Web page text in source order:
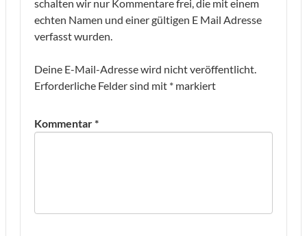
schalten wir nur Kommentare frei, die mit einem
echten Namen und einer gültigen E Mail Adresse
verfasst wurden.
Deine E-Mail-Adresse wird nicht veröffentlicht.
Erforderliche Felder sind mit * markiert
Kommentar*